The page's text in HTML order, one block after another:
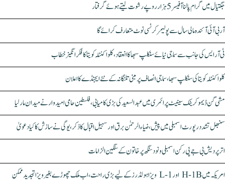
جگتیال میں گرام پالنا آفیسر 5 ہزار روپے رشوت لیتے ہوئے گرفتار
آر بی آئی آئندہ مالی سال سے پولیمر کرنسی نوٹ متعارف کرائے گا
ٹی آر ایس کی جانب سے سماجی نیائے سنکلپ سبھا کا انعقاد، کلواکنٹلہ کویتا کا فکر انگیز خطاب
کلواکنٹلہ کویتا کی سنکلپ سبھا، سماجی انصاف پر مبنی تلنگانہ کے نئے ایجنڈے کا اعلان
مشی گن ڈیموکریٹک سینیٹ پرائمری میں عبدالسعید کی بڑی کامیابی، فلسطین حامی امیدوار نے میدان مار لیا
سنبھل تشدد رپورٹ اسمبلی میں پیش، ضیاء الرحمٰن برق اور سہیل اقبال کا ذکر، یوگی نے سازش کا کیا دعویٰ
اتر پردیش بی جے پی رکن اسمبلی ونود سنگھ پر خاتون کے سنگین الزامات
امریکہ میں H-1B اور L-1 ویزا ہولڈرز کے لیے بڑی راحت، اب ملک چھوڑے بغیر ویزا تجدید ممکن